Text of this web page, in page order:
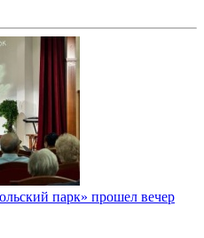
парк» прошел вечер